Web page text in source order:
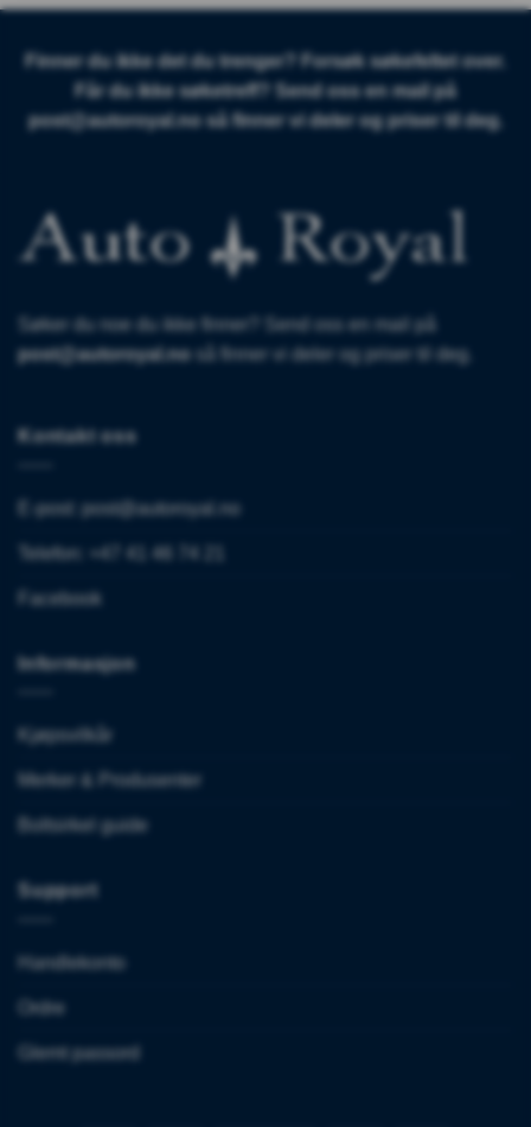
Finner du ikke det du trenger? Forsøk søkefeltet over.
Får du ikke søketreff? Send oss en mail på
post@autoroyal.noså finner vi deler og priser til deg.
Søker du noe du ikke finner? Send oss en mail på
post@autoroyal.no så finner vi deler og priser til deg.
Kontakt oss
E-post: post@autoroyal.no
Telefon: +47 41 46 74 21
Facebook
Informasjon
Kjøpsvilkår
Merker & Produsenter
Boltsirkel guide
Support
Handlekonto
Ordre
Glemt passord